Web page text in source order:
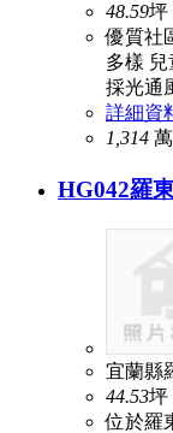
48.59坪
優質社
多樣
採光通
詳細資
1,314 萬
HG042羅
宜蘭縣
44.53坪
位於羅